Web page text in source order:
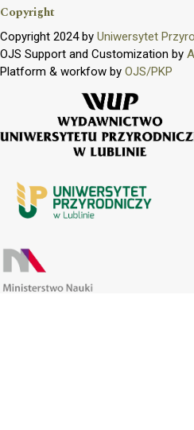
Copyright
Copyright 2024 by Uniwersytet
OJS Support and Customization by
Platform & workfow by OJS/PKP